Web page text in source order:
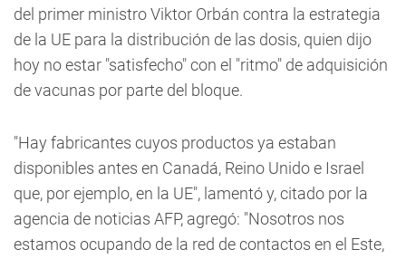
del primer ministro Viktor Orbán contra la estrategia
de la UE para la distribución de las dosis, quien dijo
hoy no estar "satisfecho" con el "ritmo" de adquisición
de vacunas por parte del bloque.
"Hay fabricantes cuyos productos ya estaban
disponibles antes en Canadá, Reino Unido e Israel
que, por ejemplo, en la UE", lamentó y, citado por la
agencia de noticias AFP, agregó: "Nosotros nos
estamos ocupando de la red de contactos en el Este,